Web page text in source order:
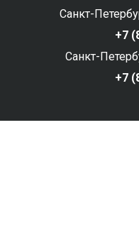
Санкт-
+7
Санкт-
+7